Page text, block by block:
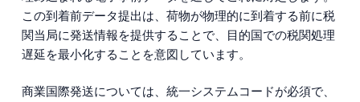
この到着前データ提出は、荷物が物理的に到着する前に税
関当局に発送情報を提供することで、目的国での税関処理
遅延を最小化することを意図しています。
商業国際発送については、統一システムコードが必須で、